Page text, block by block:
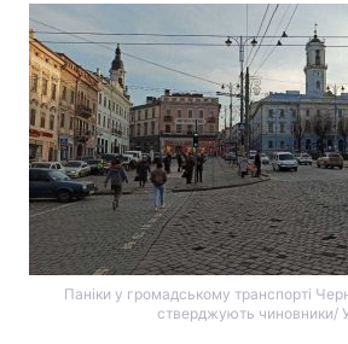
Паніки у громадському транспорті
стверджують чиновники/